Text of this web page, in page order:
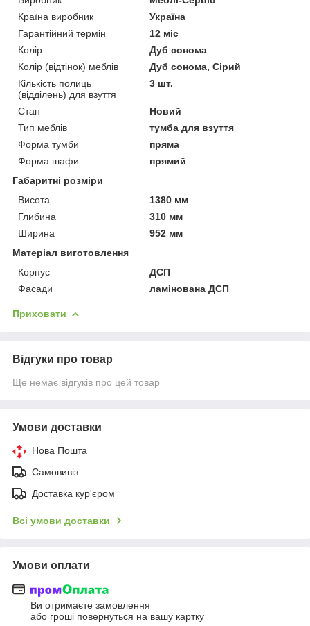
Країна виробник
Україна
Гарантійний термін
12 міс
Колір
Дуб сонома
Колір (відтінок) меблів
Дуб сонома, Сірий
Кількість полиць
(відділень) для взуття
3 шт.
Стан
Новий
Тип меблів
тумба для взуття
Форма тумби
пряма
Форма шафи
прямий
Габаритні розміри
Висота
1380 мм
Глибина
310 мм
Ширина
952 мм
Матеріал виготовлення
Корпус
ДСП
Фасади
ламінована ДСП
Приховати
Відгуки про товар
Ще немає відгуків про цей товар
Умови доставки
Нова Пошта
Самовивіз
Доставка кур'єром
Всі умови доставки
Умови оплати
Ви отримаєте замовлення
або гроші повернуться на вашу картку